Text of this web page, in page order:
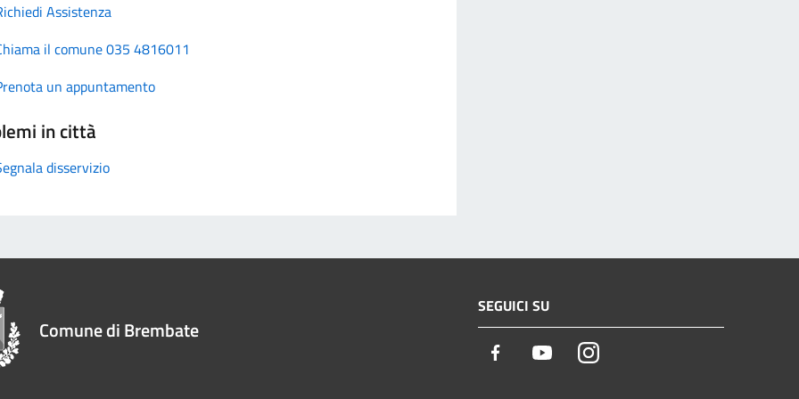
Assistenza
il comune 035 4816011
un appuntamento
in città
disservizio
Comune di Brembate
SEGUICI SU
Facebook YoutubeInstagram